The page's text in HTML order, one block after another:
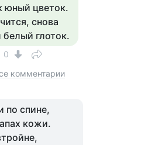
юный цветок.
снова
глоток.
0
комментарии
по спине,
кожи.